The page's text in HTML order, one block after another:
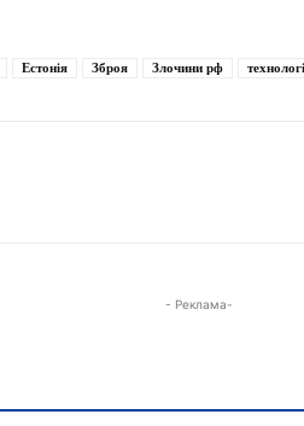
Естонія Зброя Злочини рф
- Реклама-